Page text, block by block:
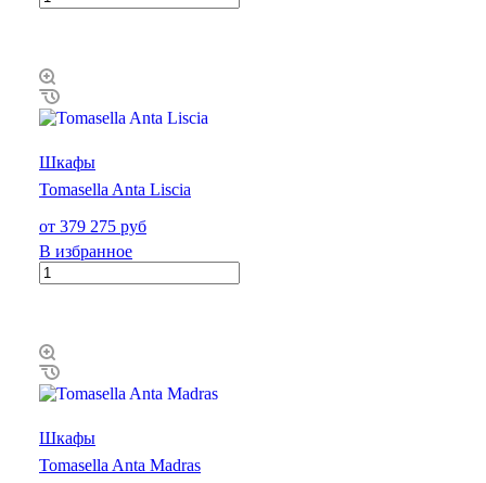
Шкафы
Tomasella Anta Liscia
от 379 275 руб
В избранное
Шкафы
Tomasella Anta Madras